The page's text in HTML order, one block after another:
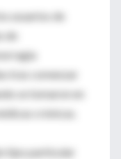
usuarios de
de
tras comenzar
se tomaron en
crónicas.
tipo particular